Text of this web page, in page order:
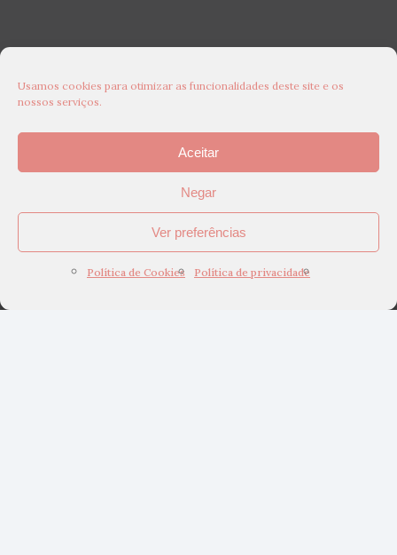
Usamos cookies para otimizar as funcionalidades deste site e os
nossos serviços.
Aceitar
Negar
Ver preferências
Política de Cookies Política de privacidade